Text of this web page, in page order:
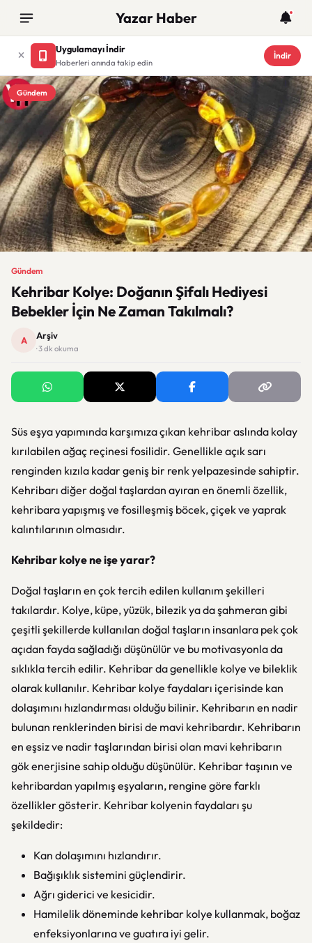
Yazar Haber
Uygulamayı İndir
Haberleri anında takip edin
İndir
Gündem
Gündem
Kehribar Kolye: Doğanın Şifalı Hediyesi
Bebekler İçin Ne Zaman Takılmalı?
A Arşiv
· 3 dk okuma
Süs eşya yapımında karşımıza çıkan kehribar aslında kolay
kırılabilen ağaç reçinesi fosilidir. Genellikle açık sarı
renginden kızıla kadar geniş bir renk yelpazesinde sahiptir.
Kehribarı diğer doğal taşlardan ayıran en önemli özellik,
kehribara yapışmış ve fosilleşmiş böcek, çiçek ve yaprak
kalıntılarının olmasıdır.
Kehribar kolye ne işe yarar?
Doğal taşların en çok tercih edilen kullanım şekilleri
takılardır. Kolye, küpe, yüzük, bilezik ya da şahmeran gibi
çeşitli şekillerde kullanılan doğal taşların insanlara pek çok
açıdan fayda sağladığı düşünülür ve bu motivasyonla da
sıklıkla tercih edilir. Kehribar da genellikle kolye ve bileklik
olarak kullanılır. Kehribar kolye faydaları içerisinde kan
dolaşımını hızlandırması olduğu bilinir. Kehribarın en nadir
bulunan renklerinden birisi de mavi kehribardır. Kehribarın
en eşsiz ve nadir taşlarından birisi olan mavi kehribarın
gök enerjisine sahip olduğu düşünülür. Kehribar taşının ve
kehribardan yapılmış eşyaların, rengine göre farklı
özellikler gösterir. Kehribar kolyenin faydaları şu
şekildedir:
Kan dolaşımını hızlandırır.
Bağışıklık sistemini güçlendirir.
Ağrı giderici ve kesicidir.
Hamilelik döneminde kehribar kolye kullanmak, boğaz
enfeksiyonlarına ve guatıra iyi gelir.